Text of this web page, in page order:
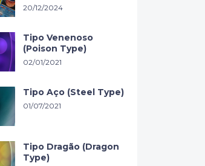
20/12/2024
Tipo Venenoso
(Poison Type)
02/01/2021
Tipo Aço (Steel Type)
01/07/2021
Tipo Dragão (Dragon
Type)